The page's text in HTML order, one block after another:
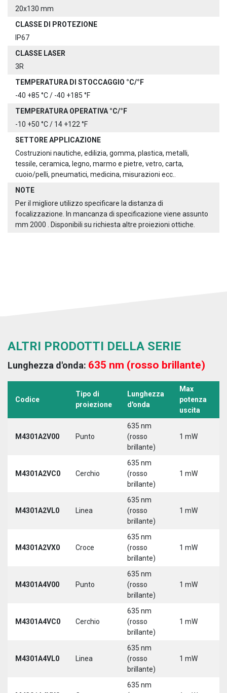
20x130 mm
CLASSE DI PROTEZIONE
IP67
CLASSE LASER
3R
TEMPERATURA DI STOCCAGGIO °C/°F
-40 +85 °C / -40 +185 °F
TEMPERATURA OPERATIVA °C/°F
-10 +50 °C / 14 +122 °F
SETTORE APPLICAZIONE
Costruzioni nautiche, edilizia, gomma, plastica, metalli,
tessile, ceramica, legno, marmo e pietre, vetro, carta,
cuoio/pelli, pneumatici, medicina, misurazioni ecc..
NOTE
Per il migliore utilizzo specificare la distanza di
focalizzazione. In mancanza di specificazione viene assunto
mm 2000 . Disponibili su richiesta altre proiezioni ottiche.
ALTRI PRODOTTI DELLA SERIE
Lunghezza d'onda: 635 nm (rosso brillante)
Codice
Tipo di
proiezione
Lunghezza
d'onda
Max
potenza
uscita
M4301A2V00 Punto
635 nm
(rosso
brillante)
1 mW
M4301A2VC0 Cerchio
635 nm
(rosso
brillante)
1 mW
M4301A2VL0 Linea
635 nm
(rosso
brillante)
1 mW
M4301A2VX0 Croce
635 nm
(rosso
brillante)
1 mW
M4301A4V00 Punto
635 nm
(rosso
brillante)
1 mW
M4301A4VC0 Cerchio
635 nm
(rosso
brillante)
1 mW
M4301A4VL0 Linea
635 nm
(rosso
brillante)
1 mW
635 nm